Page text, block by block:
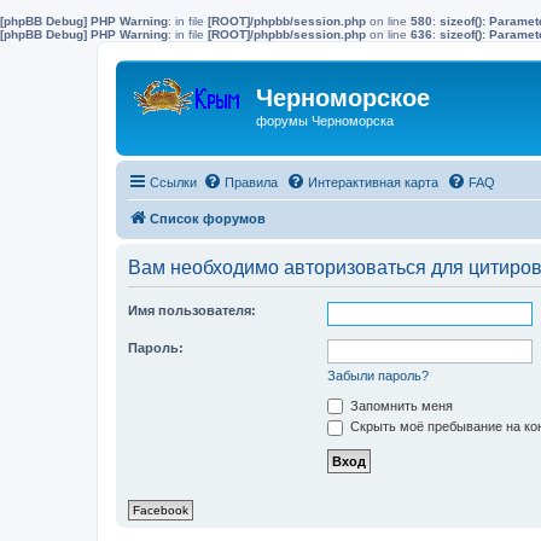
[phpBB Debug] PHP Warning: in file [ROOT]/phpbb/session.php on line 580: sizeof():
[phpBB Debug] PHP Warning: in file [ROOT]/phpbb/session.php on line 636: sizeof():
Черноморское
форумы Черноморска
Ссылки Правила Интерактивная карта FAQ
Список форумов
Вам необходимо авторизоваться для
Имя пользователя:
Пароль:
Забыли пароль?
Запомнить меня
Скрыть моё пребывание на
Facebook